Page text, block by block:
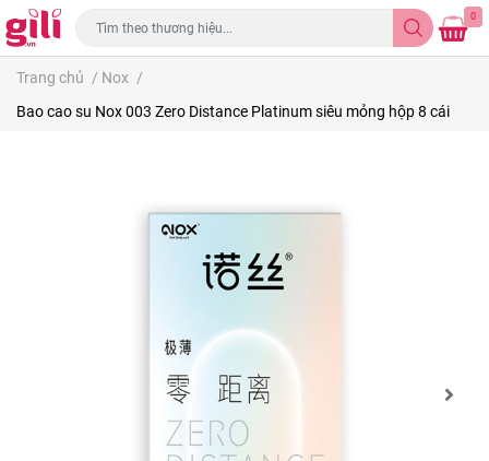
0
Trang chủ / Nox /
Bao cao su Nox 003 Zero Distance Platinum siêu mỏng hộp 8 cái